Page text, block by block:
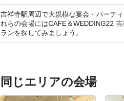
吉祥寺駅周辺で大規模な宴会・パーテ
れらの会場にはCAFE＆WEDDING22
ランを探してみましょう。
同じエリアの会場